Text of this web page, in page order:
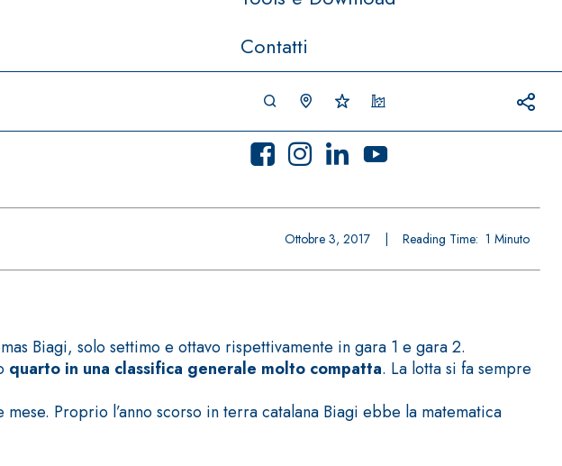
Contatti
Ottobre 3, 2017 Reading Time: 1 Minuto
Biagi, solo settimo e ottavo rispettivamente in gara 1 e gara 2.
quarto in una classifica generale molto compatta. La lotta si fa sempre
Proprio l’anno scorso in terra catalana Biagi ebbe la matematica